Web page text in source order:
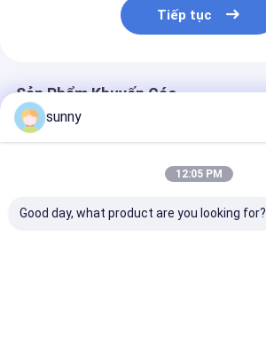
Tiếp tục
Sản Phẩm Khuyến Cáo
sunny
12:05 PM
Good day, what product are you looking for?